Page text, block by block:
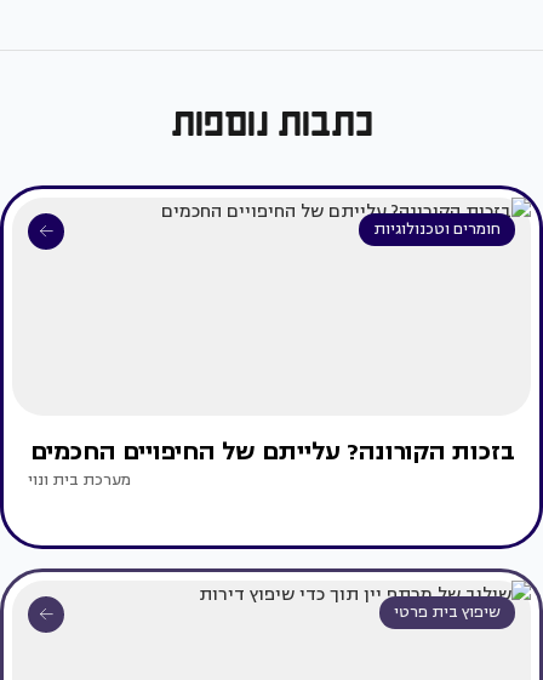
כתבות נוספות
חומרים וטכנולוגיות
בזכות הקורונה? עלייתם של החיפויים החכמים
מערכת בית ונוי
שיפוץ בית פרטי